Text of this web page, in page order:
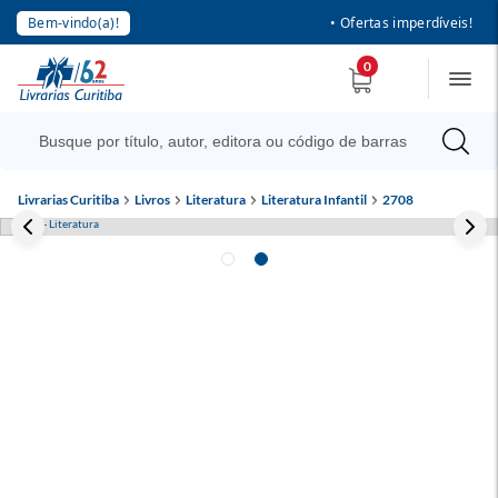
Bem-vindo(a)! • Ofertas imperdíveis!
0
Livrarias Curitiba Livros Literatura Literatura Infantil 2708